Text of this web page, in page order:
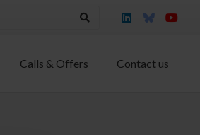
Calls & Offers Contact us